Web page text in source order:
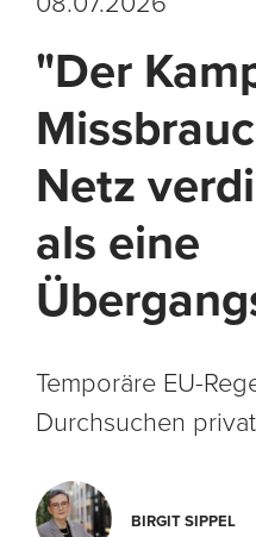
"Der
Netz
als eine
Temporäre EU-
Durchsuchen
BIRGIT SIPPEL